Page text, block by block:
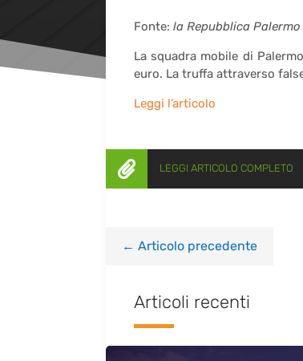
Fonte: la Repubblica Palermo
La squadra mobile di
euro. La truffa attraverso
Leggi l’articolo
 LEGGI ARTICOLO COMPLETO
← Articolo precedente
Articoli recenti